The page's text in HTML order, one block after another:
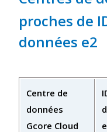
proches de
données e2
Centre de
données
Gcore Cloud